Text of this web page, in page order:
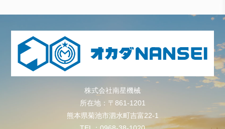
株式会社南星機械
所在地：〒861-1201
熊本県菊池市泗水町吉富22-1